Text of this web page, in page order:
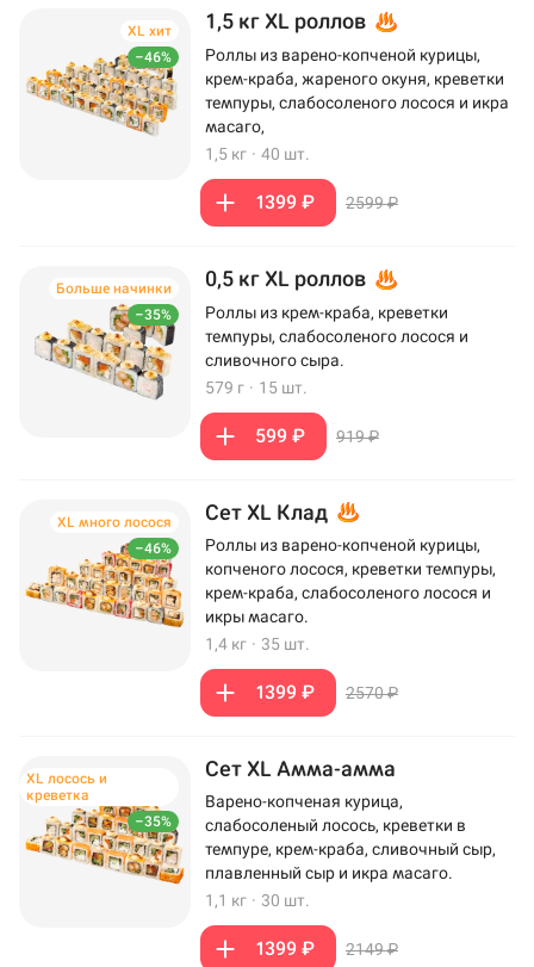
–46%
XL хит 1,5 кг XL роллов
Роллы из варено-копченой курицы,
крем-краба, жареного окуня, креветки
темпуры, слабосоленого лосося и икра
масаго,
1,5 кг · 40 шт.
1399 ₽ 2599 ₽
–35%
Больше начинки 0,5 кг XL роллов
Роллы из крем-краба, креветки
темпуры, слабосоленого лосося и
сливочного сыра.
579 г · 15 шт.
599 ₽ 919 ₽
–46%
XL много лосося Сет XL Клад
Роллы из варено-копченой курицы,
копченого лосося, креветки темпуры,
крем-краба, слабосоленого лосося и
икры масаго.
1,4 кг · 35 шт.
1399 ₽ 2570 ₽
–35%
XL лосось и
креветка
Сет XL Амма-амма
Варено-копченая курица,
слабосоленый лосось, креветки в
темпуре, крем-краба, сливочный сыр,
плавленный сыр и икра масаго.
1,1 кг · 30 шт.
1399 ₽ 2149 ₽